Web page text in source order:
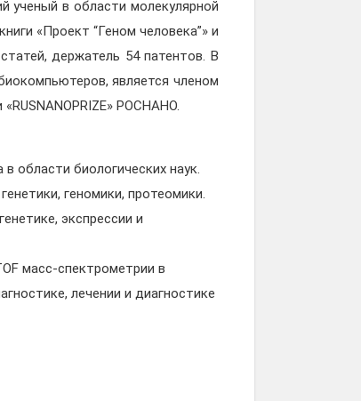
ученый в области молекулярной
«Проект “Геном человека”» и
держатель 54 патентов. В
является членом
РОСНАНО.
области биологических наук.
геномики, протеомики.
экспрессии и
масс-спектрометрии в
лечении и диагностике